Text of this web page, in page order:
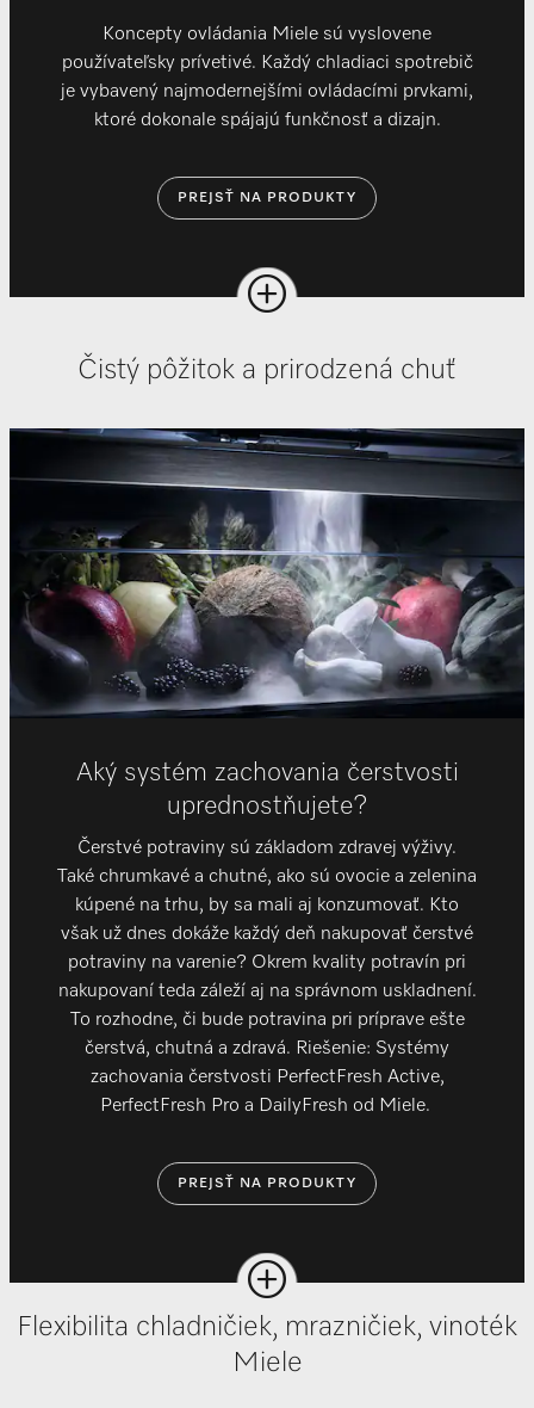
Koncepty ovládania Miele sú vyslovene
používateľsky prívetivé. Každý chladiaci spotrebič
je vybavený najmodernejšími ovládacími prvkami,
ktoré dokonale spájajú funkčnosť a dizajn.
PREJSŤ NA PRODUKTY
Čistý pôžitok a prirodzená chuť
Aký systém zachovania čerstvosti
uprednostňujete?
Čerstvé potraviny sú základom zdravej výživy.
Také chrumkavé a chutné, ako sú ovocie a zelenina
kúpené na trhu, by sa mali aj konzumovať. Kto
však už dnes dokáže každý deň nakupovať čerstvé
potraviny na varenie? Okrem kvality potravín pri
nakupovaní teda záleží aj na správnom uskladnení.
To rozhodne, či bude potravina pri príprave ešte
čerstvá, chutná a zdravá. Riešenie: Systémy
zachovania čerstvosti PerfectFresh Active,
PerfectFresh Pro a DailyFresh od Miele.
PREJSŤ NA PRODUKTY
Flexibilita chladničiek, mrazničiek, vinoték
Miele